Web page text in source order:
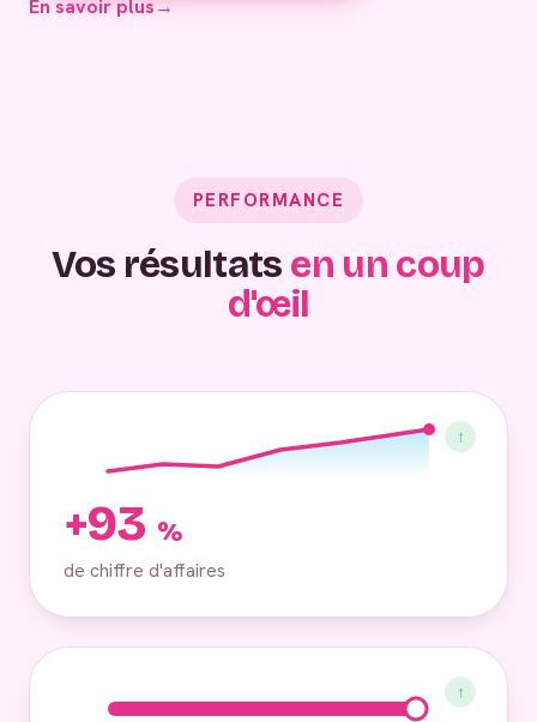
En savoir plus→
PERFORMANCE
Vos résultats en un coup
d'œil
↑
+93 %
de chiffre d'affaires
↑